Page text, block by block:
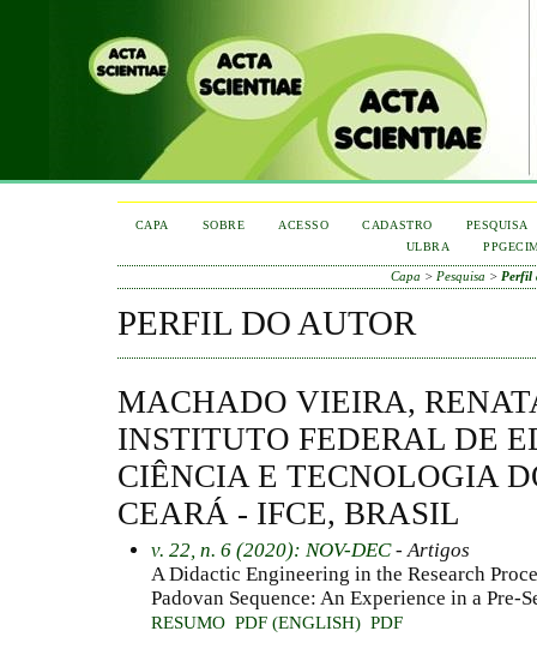
CAPA SOBRE ACESSO CADASTRO
PESQUISA
ULBRA
Capa > Pesquisa > Perfil
PERFIL DO AUTOR
MACHADO VIEIRA,
INSTITUTO FEDERAL DE
CIÊNCIA E TECNOLOGIA
CEARÁ - IFCE, BRASIL
v. 22, n. 6 (2020): NOV-DEC- Artigos
A Didactic Engineering in the Research
Padovan Sequence: An Experience in a Pre-
RESUMO PDF (ENGLISH) PDF